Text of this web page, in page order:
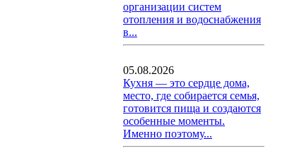
организации систем
отопления и водоснабжения
в...
05.08.2026
Кухня — это сердце дома,
место, где собирается семья,
готовится пища и создаются
особенные моменты.
Именно поэтому...